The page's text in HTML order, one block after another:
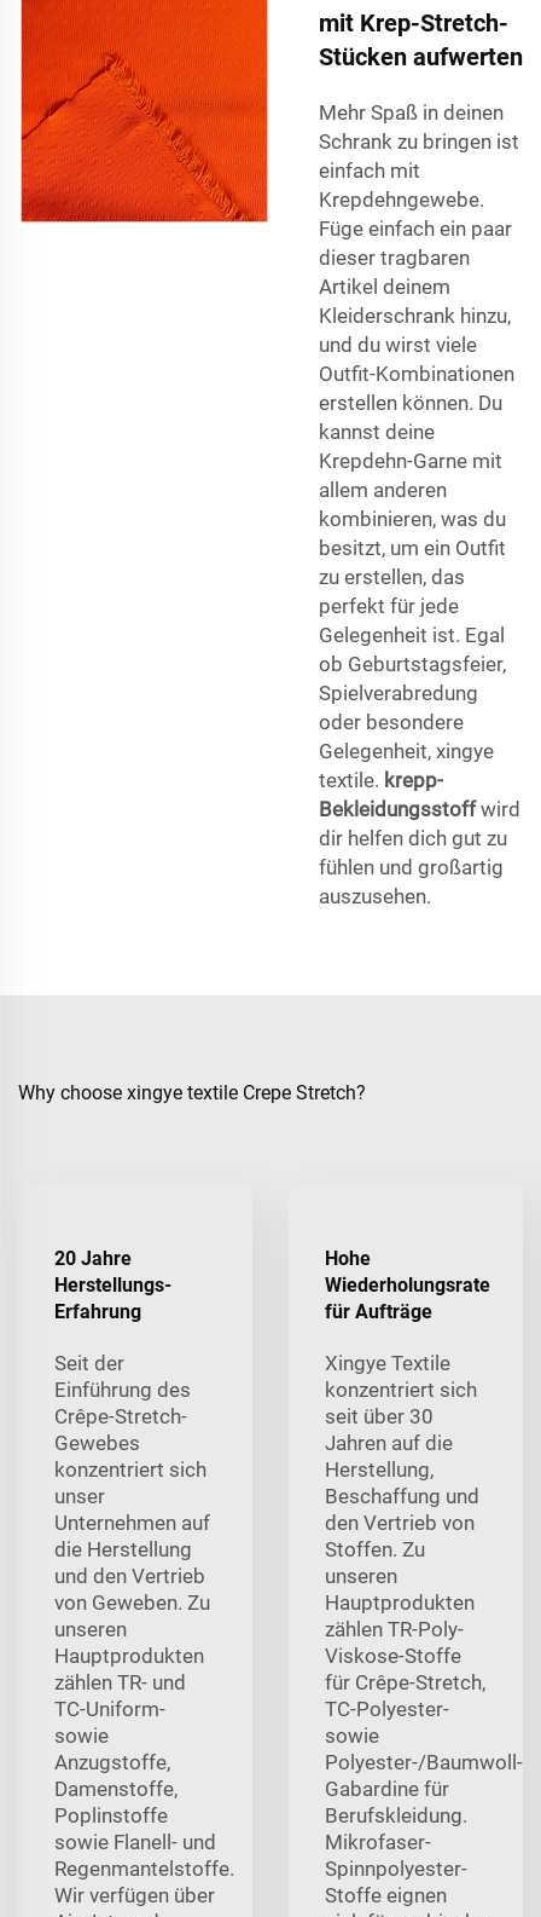
mit Krep-Stretch-
Stücken aufwerten
Mehr Spaß in deinen
Schrank zu bringen ist
einfach mit
Krepdehngewebe.
Füge einfach ein paar
dieser tragbaren
Artikel deinem
Kleiderschrank hinzu,
und du wirst viele
Outfit-Kombinationen
erstellen können. Du
kannst deine
Krepdehn-Garne mit
allem anderen
kombinieren, was du
besitzt, um ein Outfit
zu erstellen, das
perfekt für jede
Gelegenheit ist. Egal
ob Geburtstagsfeier,
Spielverabredung
oder besondere
Gelegenheit, xingye
textile. krepp-
Bekleidungsstoffwird
dir helfen dich gut zu
fühlen und großartig
auszusehen.
Why choose xingye textile Crepe Stretch?
20 Jahre
Herstellungs-
Erfahrung
Seit der
Einführung des
Crêpe-Stretch-
Gewebes
konzentriert sich
unser
Unternehmen auf
die Herstellung
und den Vertrieb
von Geweben. Zu
unseren
Hauptprodukten
zählen TR- und
TC-Uniform-
sowie
Anzugstoffe,
Damenstoffe,
Poplinstoffe
sowie Flanell- und
Regenmantelstoffe.
Wir verfügen über
Hohe
Wiederholungsrate
für Aufträge
Xingye Textile
konzentriert sich
seit über 30
Jahren auf die
Herstellung,
Beschaffung und
den Vertrieb von
Stoffen. Zu
unseren
Hauptprodukten
zählen TR-Poly-
Viskose-Stoffe
für Crêpe-Stretch,
TC-Polyester-
sowie
Polyester-/Baumwoll-
Gabardine für
Berufskleidung.
Mikrofaser-
Spinnpolyester-
Stoffe eignen